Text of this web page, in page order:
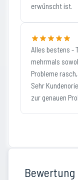
erwünscht ist.
Alles bestens -
mehrmals
Probleme
Sehr
zur genauen